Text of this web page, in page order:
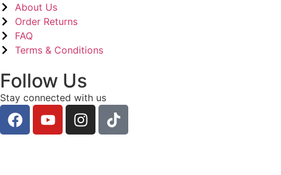
About Us
Order Returns
FAQ
Terms & Conditions
Follow Us
Stay connected with us